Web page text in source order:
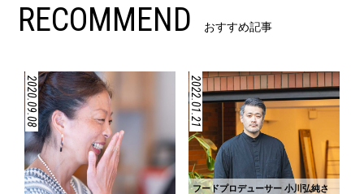
RECOMMEND おすすめ記事
2020.09.08 2022.01.21
フードプロデューサー 小川弘純さ